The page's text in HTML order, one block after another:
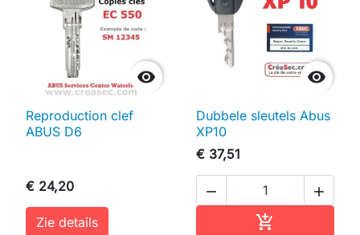

Reproduction clef
ABUS D6
€ 24,20
Zie details

Dubbele sleutels Abus
XP10
€ 37,51
 
